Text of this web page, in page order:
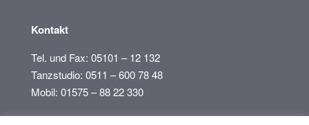
Kontakt
Tel. und Fax: 05101 – 12 132
Tanzstudio: 0511 – 600 78 48
Mobil: 01575 – 88 22 330